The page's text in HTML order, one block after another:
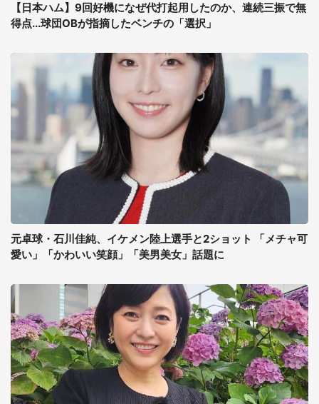
【日本ハム】9回好機になぜ代打起用したのか、連続三振で無
得点...球団OBが指摘したベンチの「選択」
元卓球・石川佳純、イケメン陸上選手と2ショット 「メチャ可
愛い」「かわいい笑顔」「美男美女」話題に